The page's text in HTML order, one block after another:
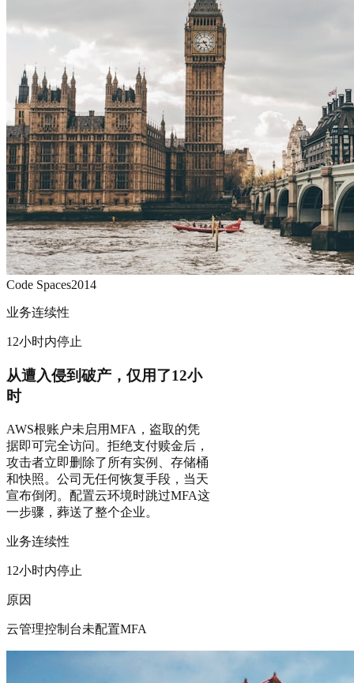
Code Spaces2014
业务连续性
12小时内停止
从遭入侵到破产，仅用了12小
时
AWS根账户未启用MFA，盗取的凭
据即可完全访问。拒绝支付赎金后，
攻击者立即删除了所有实例、存储桶
和快照。公司无任何恢复手段，当天
宣布倒闭。配置云环境时跳过MFA这
一步骤，葬送了整个企业。
业务连续性
12小时内停止
原因
云管理控制台未配置MFA